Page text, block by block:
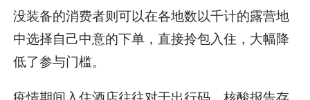
没装备的消费者则可以在各地数以千计的露营地
中选择自己中意的下单，直接拎包入住，大幅降
低了参与门槛。